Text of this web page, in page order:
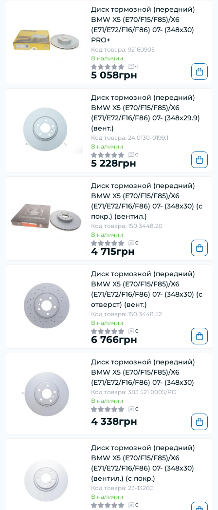
Диск тормозной (передний)
BMW X5 (E70/F15/F85)/X6
(E71/E72/F16/F86) 07- (348x30)
PRO+
Код товара: 92160905
В наличии
0
5 058грн
Диск тормозной (передний)
BMW X5 (E70/F15/F85)/X6
(E71/E72/F16/F86) 07- (348x29.9)
(вент.)
Код товара: 24.0130-0199.1
В наличии
0
5 228грн
Диск тормозной (передний)
BMW X5 (E70/F15/F85)/X6
(E71/E72/F16/F86) 07- (348x30) (с
покр.) (вентил.)
Код товара: 150.3448.20
В наличии
0
4 715грн
Диск тормозной (передний)
BMW X5 (E70/F15/F85)/X6
(E71/E72/F16/F86) 07- (348x30) (с
отверст) (вент.)
Код товара: 150.3448.52
В наличии
0
6 766грн
Диск тормозной (передний)
BMW X5 (E70/F15/F85)/X6
(E71/E72/F16/F86) 07- (348x30)
Код товара: 383 521 0005/PD
В наличии
0
4 338грн
Диск тормозной (передний)
BMW X5 (E70/F15/F85)/X6
(E71/E72/F16/F86) 07- (348x30)
(вентил.) (с покр.)
Код товара: 23-1326C
В наличии
0